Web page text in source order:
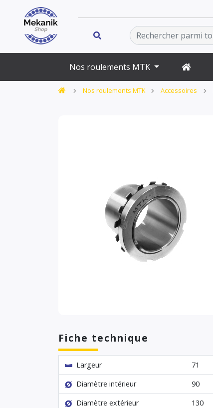
Nos roulements MTK
Nos roulements MTK Accessoires
Fiche technique
Largeur
71
Diamètre intérieur
90
Diamètre extérieur
130